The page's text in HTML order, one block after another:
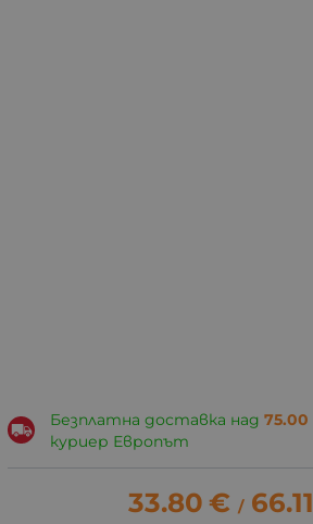
Безплатна доставка над 75.00
куриер Европът
33.80 € / 66.11